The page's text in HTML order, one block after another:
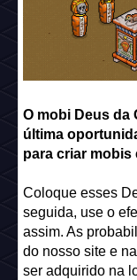
O mobi Deus da
última
para criar mobis
Coloque esses
seguida, use o
assim. As
do nosso site e
ser adquirido na